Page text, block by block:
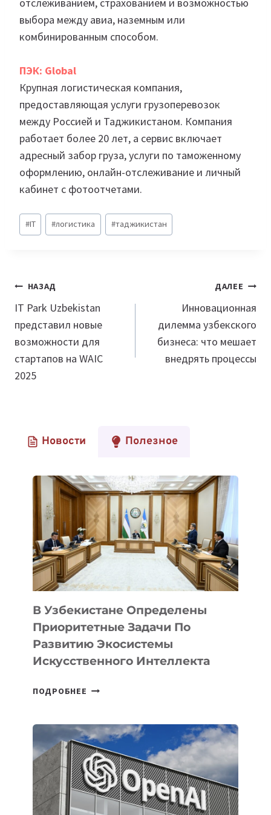
отслеживанием, страхованием и возможностью
выбора между авиа, наземным или
комбинированным способом.
ПЭК: Global
Крупная логистическая компания,
предоставляющая услуги грузоперевозок
между Россией и Таджикистаном. Компания
работает более 20 лет, а сервис включает
адресный забор груза, услуги по таможенному
оформлению, онлайн-отслеживание и личный
кабинет с фотоотчетами.
Метки
записи:
#IT #логистика #таджикистан
Навигация
по
записям
НАЗАД
IT Park Uzbekistan
представил новые
возможности для
стартапов на WAIC
2025
ДАЛЕЕ
Инновационная
дилемма узбекского
бизнеса: что мешает
внедрять процессы
Новости Полезное
В Узбекистане Определены
Приоритетные Задачи По
Развитию Экосистемы
Искусственного Интеллекта
ПОДРОБНЕЕ
ПРИОРИТЕТНЫЕ
ЗАДАЧИ
ПО
РАЗВИТИЮ
ЭКОСИСТЕМЫ
ИСКУССТВЕННОГО